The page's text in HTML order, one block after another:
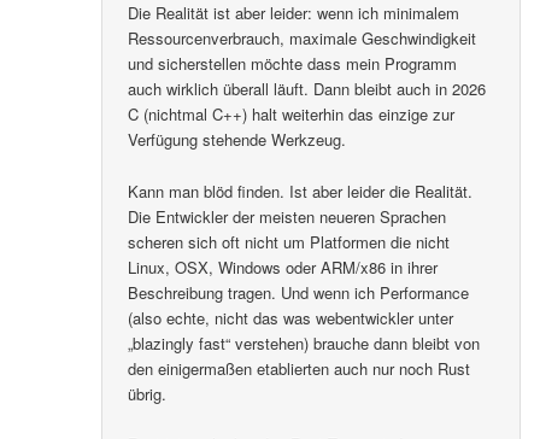
Die Realität ist aber leider: wenn ich minimalem
Ressourcenverbrauch, maximale Geschwindigkeit
und sicherstellen möchte dass mein Programm
auch wirklich überall läuft. Dann bleibt auch in 2026
C (nichtmal C++) halt weiterhin das einzige zur
Verfügung stehende Werkzeug.
Kann man blöd finden. Ist aber leider die Realität.
Die Entwickler der meisten neueren Sprachen
scheren sich oft nicht um Platformen die nicht
Linux, OSX, Windows oder ARM/x86 in ihrer
Beschreibung tragen. Und wenn ich Performance
(also echte, nicht das was webentwickler unter
„blazingly fast“ verstehen) brauche dann bleibt von
den einigermaßen etablierten auch nur noch Rust
übrig.